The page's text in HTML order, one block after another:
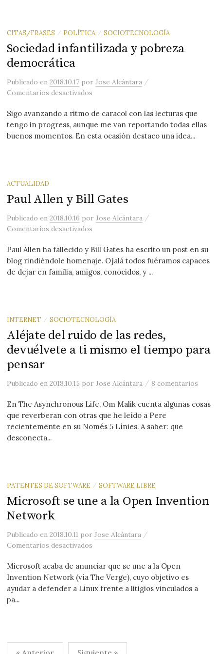
CITAS/FRASES / POLÍTICA / SOCIOTECNOLOGÍA
Sociedad infantilizada y pobreza
democrática
Publicadoen2018.10.17 porJose Alcántara /
Comentarios desactivados
Sigo avanzando a ritmo de caracol con las lecturas que
tengo in progress, aunque me van reportando todas ellas
buenos momentos. En esta ocasión destaco una idea...
ACTUALIDAD
Paul Allen y Bill Gates
Publicadoen2018.10.16 porJose Alcántara /
Comentarios desactivados
Paul Allen ha fallecido y Bill Gates ha escrito un post en su
blog rindiéndole homenaje. Ojalá todos fuéramos capaces
de dejar en familia, amigos, conocidos, y ...
INTERNET / SOCIOTECNOLOGÍA
Aléjate del ruido de las redes,
devuélvete a ti mismo el tiempo para
pensar
Publicadoen2018.10.15 porJose Alcántara /8 comentarios
En The Asynchronous Life, Om Malik cuenta algunas cosas
que reverberan con otras que he leído a Pere
recientemente en su Només 5 Línies. A saber: que
desconecta...
PATENTES DE SOFTWARE / SOFTWARE LIBRE
Microsoft se une a la Open Invention
Network
Publicadoen2018.10.11 porJose Alcántara /
Comentarios desactivados
Microsoft acaba de anunciar que se une a la Open
Invention Network (vía The Verge), cuyo objetivo es
ayudar a defender a Linux frente a litigios vinculados a
pa...
Paginación